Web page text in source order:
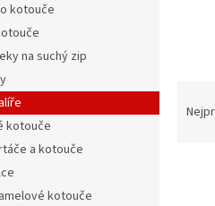
kotouče
na suchý zip
kotouče
a kotouče
kotouče